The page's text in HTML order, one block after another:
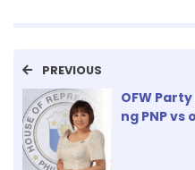
PREVIOUS
OFW
ng PNP vs